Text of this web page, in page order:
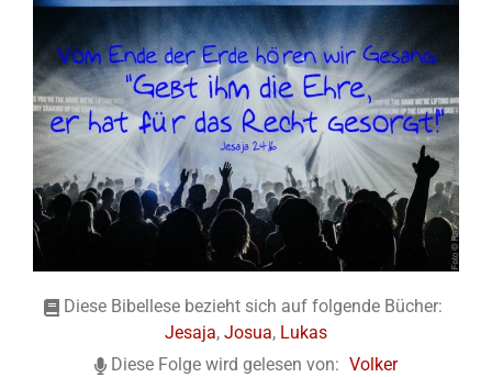
Diese Bibellese bezieht sich auf folgende Bücher:
Jesaja, Josua, Lukas
Diese Folge wird gelesen von: Volker